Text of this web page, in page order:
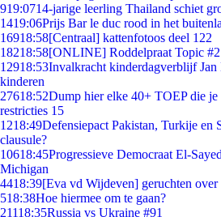
919:0714-jarige leerling Thailand schiet
1419:06Prijs Bar le duc rood in het
16918:58[Centraal] kattenfotoos deel 122
18218:58[ONLINE] Roddelpraat Topic
12918:53Invalkracht kinderdagverblijf
kinderen
27618:52Dump hier elke 40+ TOEP die
restricties 15
1218:49Defensiepact Pakistan, Turkije en
clausule?
10618:45Progressieve Democraat El-
Michigan
4418:39[Eva vd Wijdeven] geruchten over
518:38Hoe hiermee om te gaan?
21118:35Russia vs Ukraine #91